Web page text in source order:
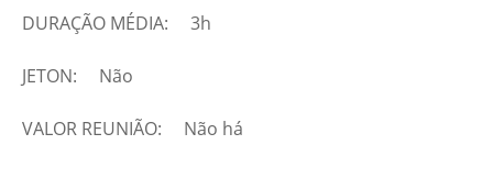
DURAÇÃO MÉDIA: 3h
JETON: Não
VALOR REUNIÃO: Não há